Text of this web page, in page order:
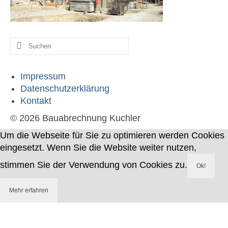
Werdegang
Kontakt
Suche
nach:
Impressum
Datenschutzerklärung
Kontakt
© 2026 Bauabrechnung Kuchler
Um die Webseite für Sie zu optimieren werden Cookies
eingesetzt. Wenn Sie die Website weiter nutzen,
stimmen Sie der Verwendung von Cookies zu.
Ok!
Mehr erfahren